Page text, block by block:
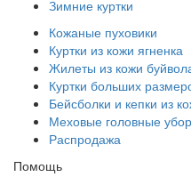
Зимние куртки
Кожаные пуховики
Куртки из кожи ягненка
Жилеты из кожи
Куртки больших
Бейсболки и кепки из
Меховые головные
Распродажа
Помощь